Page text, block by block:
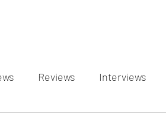
Reviews Interviews